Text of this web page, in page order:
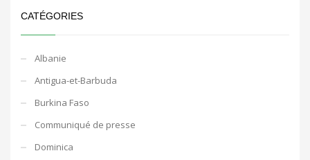
CATÉGORIES
Albanie
Antigua-et-Barbuda
Burkina Faso
Communiqué de presse
Dominica